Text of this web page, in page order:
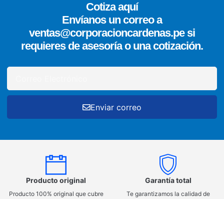
Cotiza aquí
Envíanos un correo a
ventas@corporacioncardenas.pe si
requieres de asesoría o una cotización.
Enviar correo
Producto original
Producto 100% original que cubre
Garantía total
Te garantizamos la calidad de